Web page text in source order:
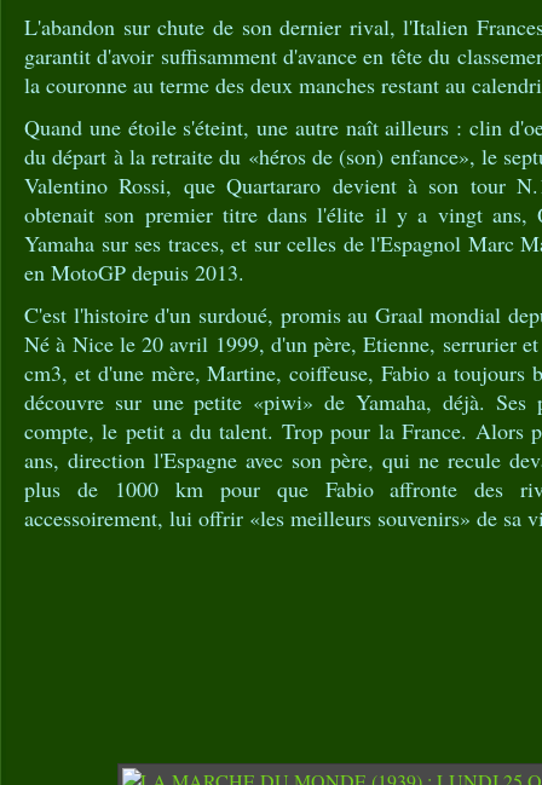
L'abandon sur chute de son dernier rival, l'Italien
garantit d'avoir suffisamment d'avance en tête du
la couronne au terme des deux manches restant au
Quand une étoile s'éteint, une autre naît ailleurs : clin
du départ à la retraite du «héros de (son) enfance», le
Valentino Rossi, que Quartararo devient à son tour
obtenait son premier titre dans l'élite il y a vingt ans,
Yamaha sur ses traces, et sur celles de l'Espagnol Marc
en MotoGP depuis 2013.
C'est l'histoire d'un surdoué, promis au Graal mondial
Né à Nice le 20 avril 1999, d'un père, Etienne, serrurier
cm3, et d'une mère, Martine, coiffeuse, Fabio a toujours
découvre sur une petite «piwi» de Yamaha, déjà. Ses
compte, le petit a du talent. Trop pour la France. Alors
ans, direction l'Espagne avec son père, qui ne recule
plus de 1000 km pour que Fabio affronte des
accessoirement, lui offrir «les meilleurs souvenirs» de sa